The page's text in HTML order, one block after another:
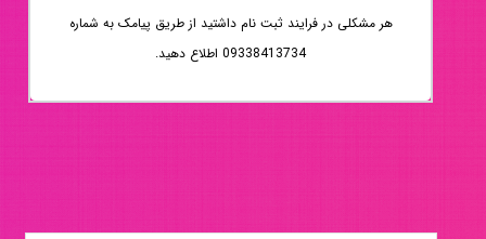
هر مشکلی در فرایند ثبت نام داشتید از طریق پیامک به شماره
09338413734 اطلاع دهید.